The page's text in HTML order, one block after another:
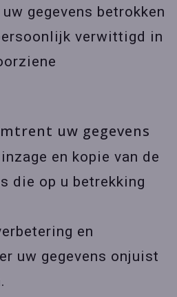
gegevens betrokken
verwittigd in
uw gegevens
en kopie van de
die op u betrekking
en
uw gegevens onjuist